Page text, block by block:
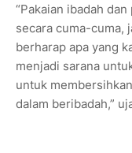
“Pakaian ibadah
secara cuma-cuma,
berharap apa yang
menjadi sarana
untuk
dalam beribadah,”